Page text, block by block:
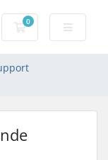
0
Votre panier